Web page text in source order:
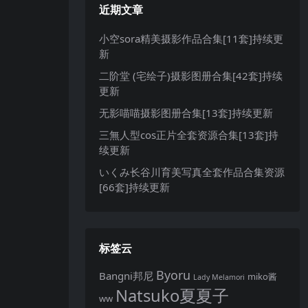
近期文章
小空sora精美摄影作品合集[11套]持续更
新
二阶堂 (宅绘子)摄影图册合集[42套]持续
更新
无影喵喵摄影图册合集[13套]持续更新
三無人型cos正片全套资源合集[13套]持
续更新
いくみ长谷川育美写真全套作品合集资源
[66套]持续更新
标签云
Bangni邦尼 Byoru Lady Melamori miko酱
ww Natsuko夏夏子